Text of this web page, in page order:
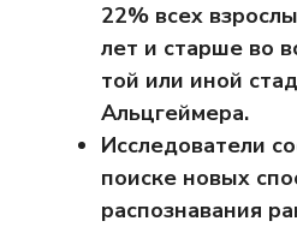
22% всех
лет и старше во
той или иной
Альцгеймера.
Исследователи
поиске новых
распознавания